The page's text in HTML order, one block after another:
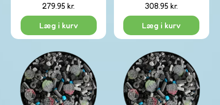
279.95 kr.
Læg i kurv
308.95 kr.
Læg i kurv